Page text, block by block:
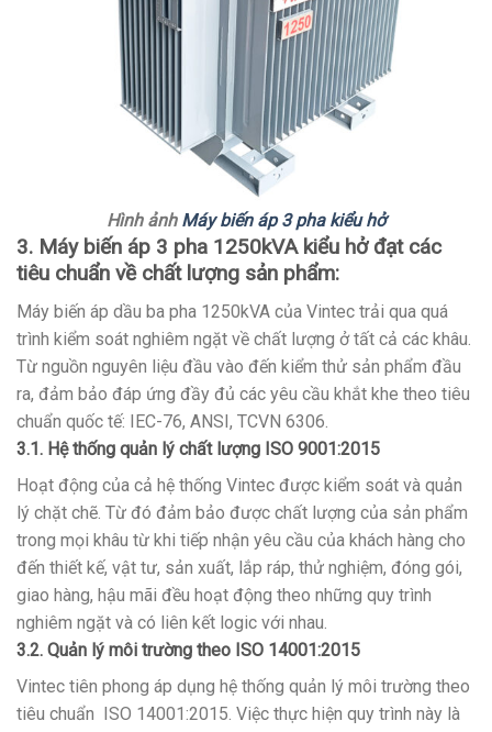
Hình ảnh Máy biến áp 3 pha kiểu hở
3. Máy biến áp 3 pha 1250kVA kiểu hở đạt các
tiêu chuẩn về chất lượng sản phẩm:
Máy biến áp dầu ba pha 1250kVA của Vintec trải qua quá
trình kiểm soát nghiêm ngặt về chất lượng ở tất cả các khâu.
Từ nguồn nguyên liệu đầu vào đến kiểm thử sản phẩm đầu
ra, đảm bảo đáp ứng đầy đủ các yêu cầu khắt khe theo tiêu
chuẩn quốc tế: IEC-76, ANSI, TCVN 6306.
3.1. Hệ thống quản lý chất lượng ISO 9001:2015
Hoạt động của cả hệ thống Vintec được kiểm soát và quản
lý chặt chẽ. Từ đó đảm bảo được chất lượng của sản phẩm
trong mọi khâu từ khi tiếp nhận yêu cầu của khách hàng cho
đến thiết kế, vật tư, sản xuất, lắp ráp, thử nghiệm, đóng gói,
giao hàng, hậu mãi đều hoạt động theo những quy trình
nghiêm ngặt và có liên kết logic với nhau.
3.2. Quản lý môi trường theo ISO 14001:2015
Vintec tiên phong áp dụng hệ thống quản lý môi trường theo
tiêu chuẩn ISO 14001:2015. Việc thực hiện quy trình này là